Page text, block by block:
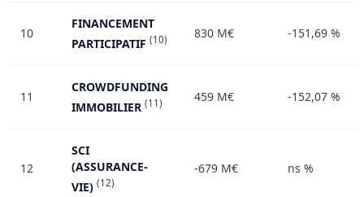
10
FINANCEMENT
PARTICIPATIF (10) 830 M€ -151,69 %
11
CROWDFUNDING
IMMOBILIER (11) 459 M€ -152,07 %
12
SCI
(ASSURANCE-
VIE) (12)
-679 M€ ns %